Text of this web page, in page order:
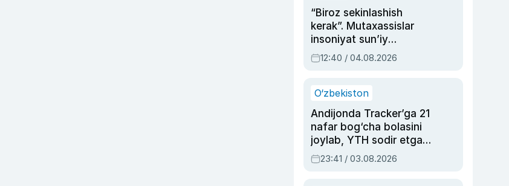
“Biroz sekinlashish
kerak”. Mutaxassislar
insoniyat sun’iy
intellektni boshqara
olmay qolishidan xavotir
12:40 / 04.08.2026
O‘zbekiston
Andijonda Tracker’ga 21
nafar bog‘cha bolasini
joylab, YTH sodir etgan
ayolga sud hukmi o‘qildi
23:41 / 03.08.2026